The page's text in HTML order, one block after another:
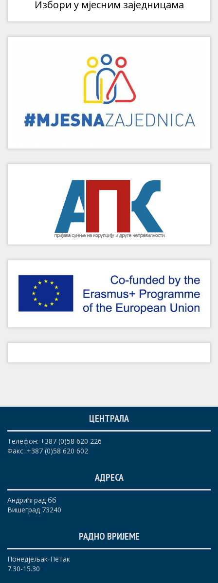
Избори у мјесним заједницама
ЦЕНТРАЛА
Телефон: +387 (0)58 620 226
Факс: +387 (0)58 620 602
АДРЕСА
Андрићград бб
Вишеград 73240
РАДНО ВРИЈЕМЕ
Понедјељак-Петак
7.30-15.30